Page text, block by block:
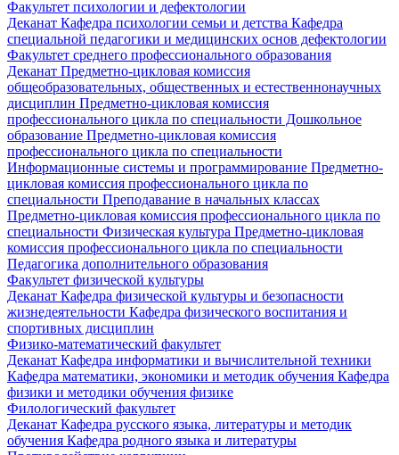
Факультет психологии и дефектологии
Деканат Кафедра психологии семьи и детства Кафедра
специальной педагогики и медицинских основ дефектологии
Факультет среднего профессионального образования
Деканат Предметно-цикловая комиссия
общеобразовательных, общественных и естественнонаучных
дисциплин Предметно-цикловая комиссия
профессионального цикла по специальности Дошкольное
образование Предметно-цикловая комиссия
профессионального цикла по специальности
Информационные системы и программирование Предметно-
цикловая комиссия профессионального цикла по
специальности Преподавание в начальных классах
Предметно-цикловая комиссия профессионального цикла по
специальности Физическая культура Предметно-цикловая
комиссия профессионального цикла по специальности
Педагогика дополнительного образования
Факультет физической культуры
Деканат Кафедра физической культуры и безопасности
жизнедеятельности Кафедра физического воспитания и
спортивных дисциплин
Физико-математический факультет
Деканат Кафедра информатики и вычислительной техники
Кафедра математики, экономики и методик обучения Кафедра
физики и методики обучения физике
Филологический факультет
Деканат Кафедра русского языка, литературы и методик
обучения Кафедра родного языка и литературы